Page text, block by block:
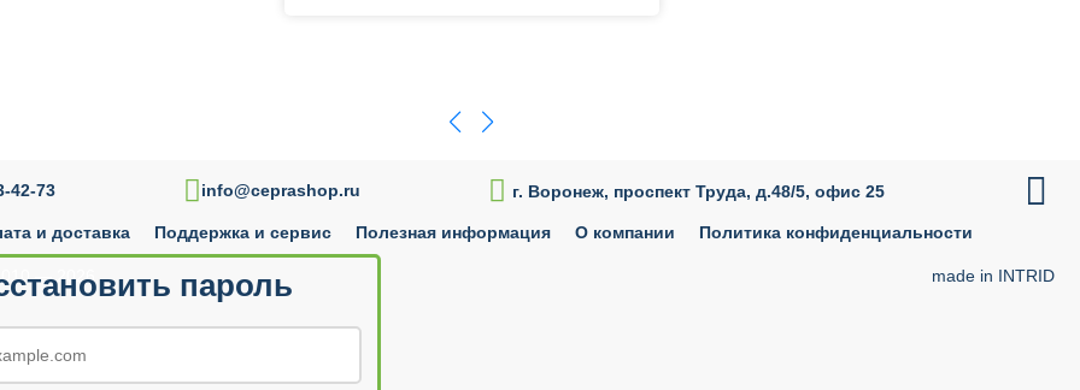
42-73 info@ceprashop.ru  г. Воронеж, проспект Труда, д.48/5, офис 25 
и доставка Поддержка и сервис Полезная информация О компании Политика конфиденциальности
— 2026 made in INTRID
пароль